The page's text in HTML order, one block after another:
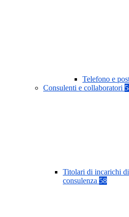
Telefono e
Consulenti e collaboratori
Titolari di incarichi
consulenza 58